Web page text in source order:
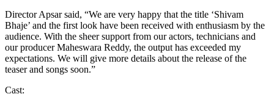
Director Apsar said, “We are very happy that the title ‘Shivam
Bhaje’ and the first look have been received with enthusiasm by the
audience. With the sheer support from our actors, technicians and
our producer Maheswara Reddy, the output has exceeded my
expectations. We will give more details about the release of the
teaser and songs soon.”
Cast: